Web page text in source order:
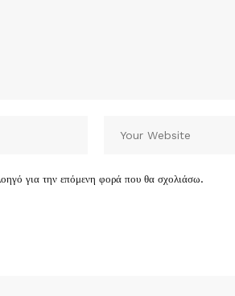
για την επόμενη φορά που θα σχολιάσω.